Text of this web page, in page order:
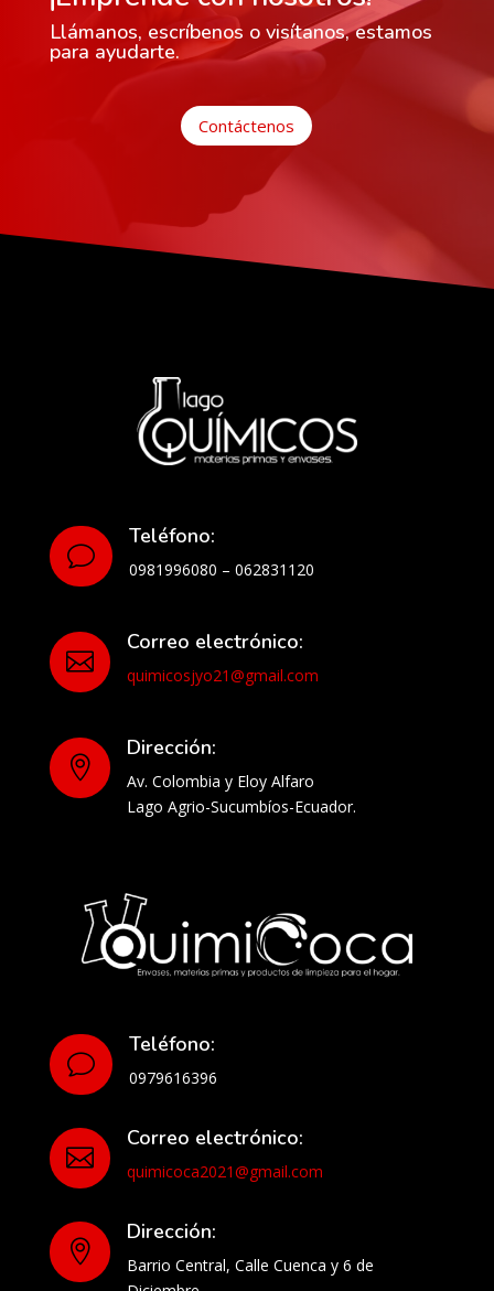
Llámanos, escríbenos o visítanos, estamos
para ayudarte.
Contáctenos
v
Teléfono:
0981996080 – 062831120

Correo electrónico:
quimicosjyo21@gmail.com

Dirección:
Av. Colombia y Eloy Alfaro
Lago Agrio-Sucumbíos-Ecuador.
v
Teléfono:
0979616396

Correo electrónico:
quimicoca2021@gmail.com

Dirección:
Barrio Central, Calle Cuenca y 6 de